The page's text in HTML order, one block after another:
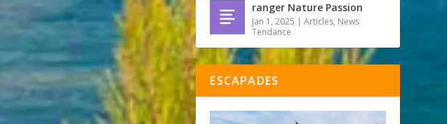
ranger Nature Passion
Jan 1, 2025 |Articles, News
Tendance
ESCAPADES